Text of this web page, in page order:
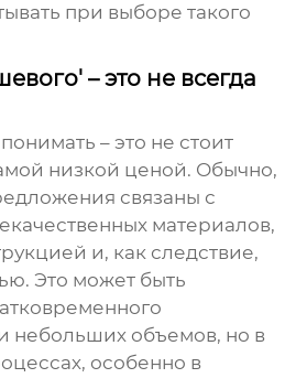
при выборе такого
– это не всегда
– это не стоит
низкой ценой. Обычно,
связаны с
материалов,
и, как следствие,
Это может быть
небольших объемов, но в
особенно в